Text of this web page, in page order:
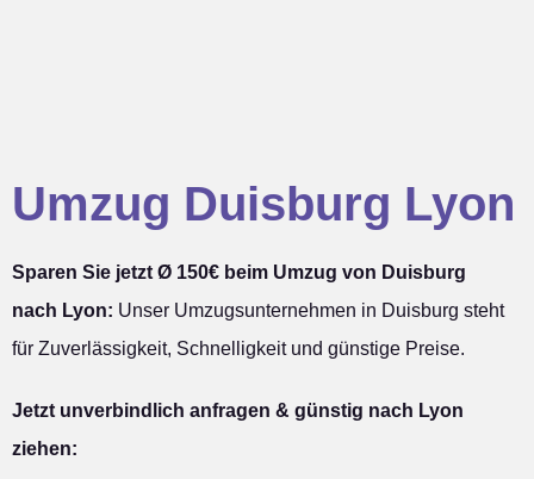
Umzug Duisburg Lyon
Sparen Sie jetzt Ø 150€ beim Umzug von Duisburg
nach Lyon: Unser Umzugsunternehmen in Duisburg steht
für Zuverlässigkeit, Schnelligkeit und günstige Preise.
Jetzt unverbindlich anfragen & günstig nach Lyon
ziehen: